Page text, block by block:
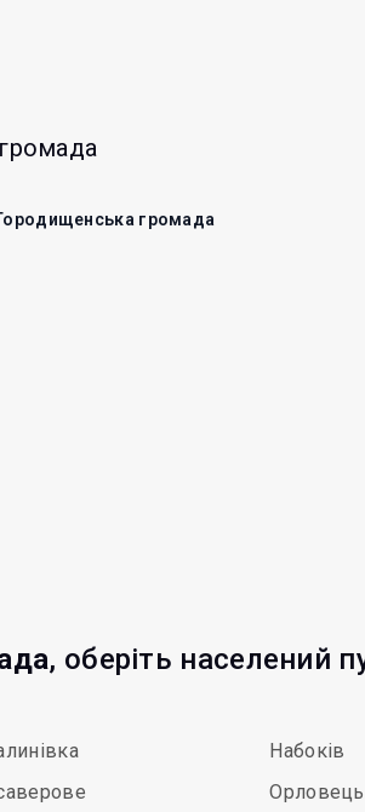
громада
, оберіть населений
Набоків
Орловець